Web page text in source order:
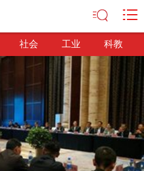
社会 工业 科教
济 新锐视点
发展理念